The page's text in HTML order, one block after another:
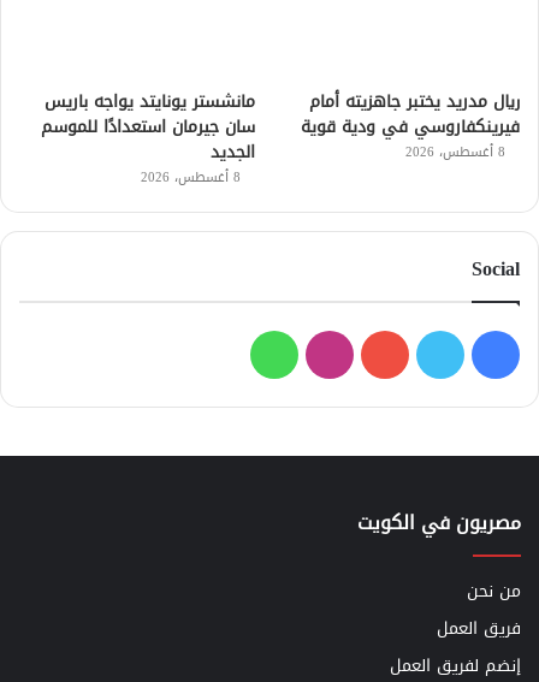
ريال مدريد يختبر جاهزيته أمام
فيرينكفاروسي في ودية قوية
8 أغسطس، 2026
مانشستر يونايتد يواجه باريس
سان جيرمان استعدادًا للموسم
الجديد
8 أغسطس، 2026
Social
فيسبوك
تويتر يوتيوبانستقرامواتساب
مصريون في الكويت
من نحن
فريق العمل
إنضم لفريق العمل